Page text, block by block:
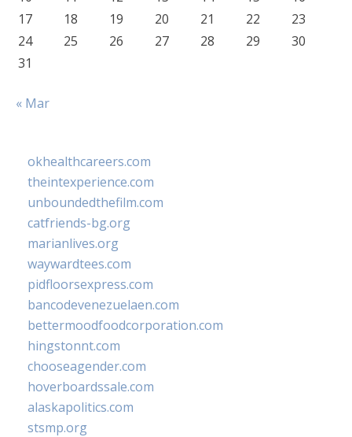
17
18 19 20 21 22
23
24
25 26 27 28 29
30
31
« Mar
okhealthcareers.com
theintexperience.com
unboundedthefilm.com
catfriends-bg.org
marianlives.org
waywardtees.com
pidfloorsexpress.com
bancodevenezuelaen.com
bettermoodfoodcorporation.com
hingstonnt.com
chooseagender.com
hoverboardssale.com
alaskapolitics.com
stsmp.org